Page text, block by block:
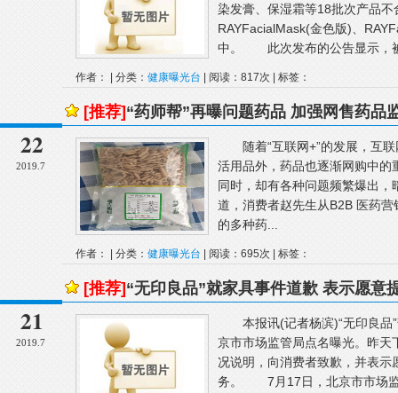
染发膏、保湿霜等18批次产品
RAYFacialMask(金色版)、
中。 此次发布的公告显示，
作者： | 分类： 健康曝光台 | 阅读：817次 | 标签：
22
2019.7
[推荐] “药师帮”再曝问题药品 加强网售药品
随着“互联网+”的发展，互联
活用品外，药品也逐渐网购中
同时，却有各种问题频繁爆出
道，消费者赵先生从B2B 医药营
的多种药...
作者： | 分类： 健康曝光台 | 阅读：695次 | 标签：
21
2019.7
[推荐] “无印良品”就家具事件道歉 表示愿意
本报讯(记者杨滨)“无印良品”
京市市场监管局点名曝光。昨天
况说明，向消费者致歉，并表
务。 7月17日，北京市市场监